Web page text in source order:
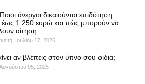
άνεργοι δικαιούνται επιδότηση
έως 1.250 ευρώ και πώς μπορούν να
αίτηση
Ιουλίου 17, 2026
αν βλέπεις στον ύπνο σου φίδια;
Αυγούστου 05, 2025